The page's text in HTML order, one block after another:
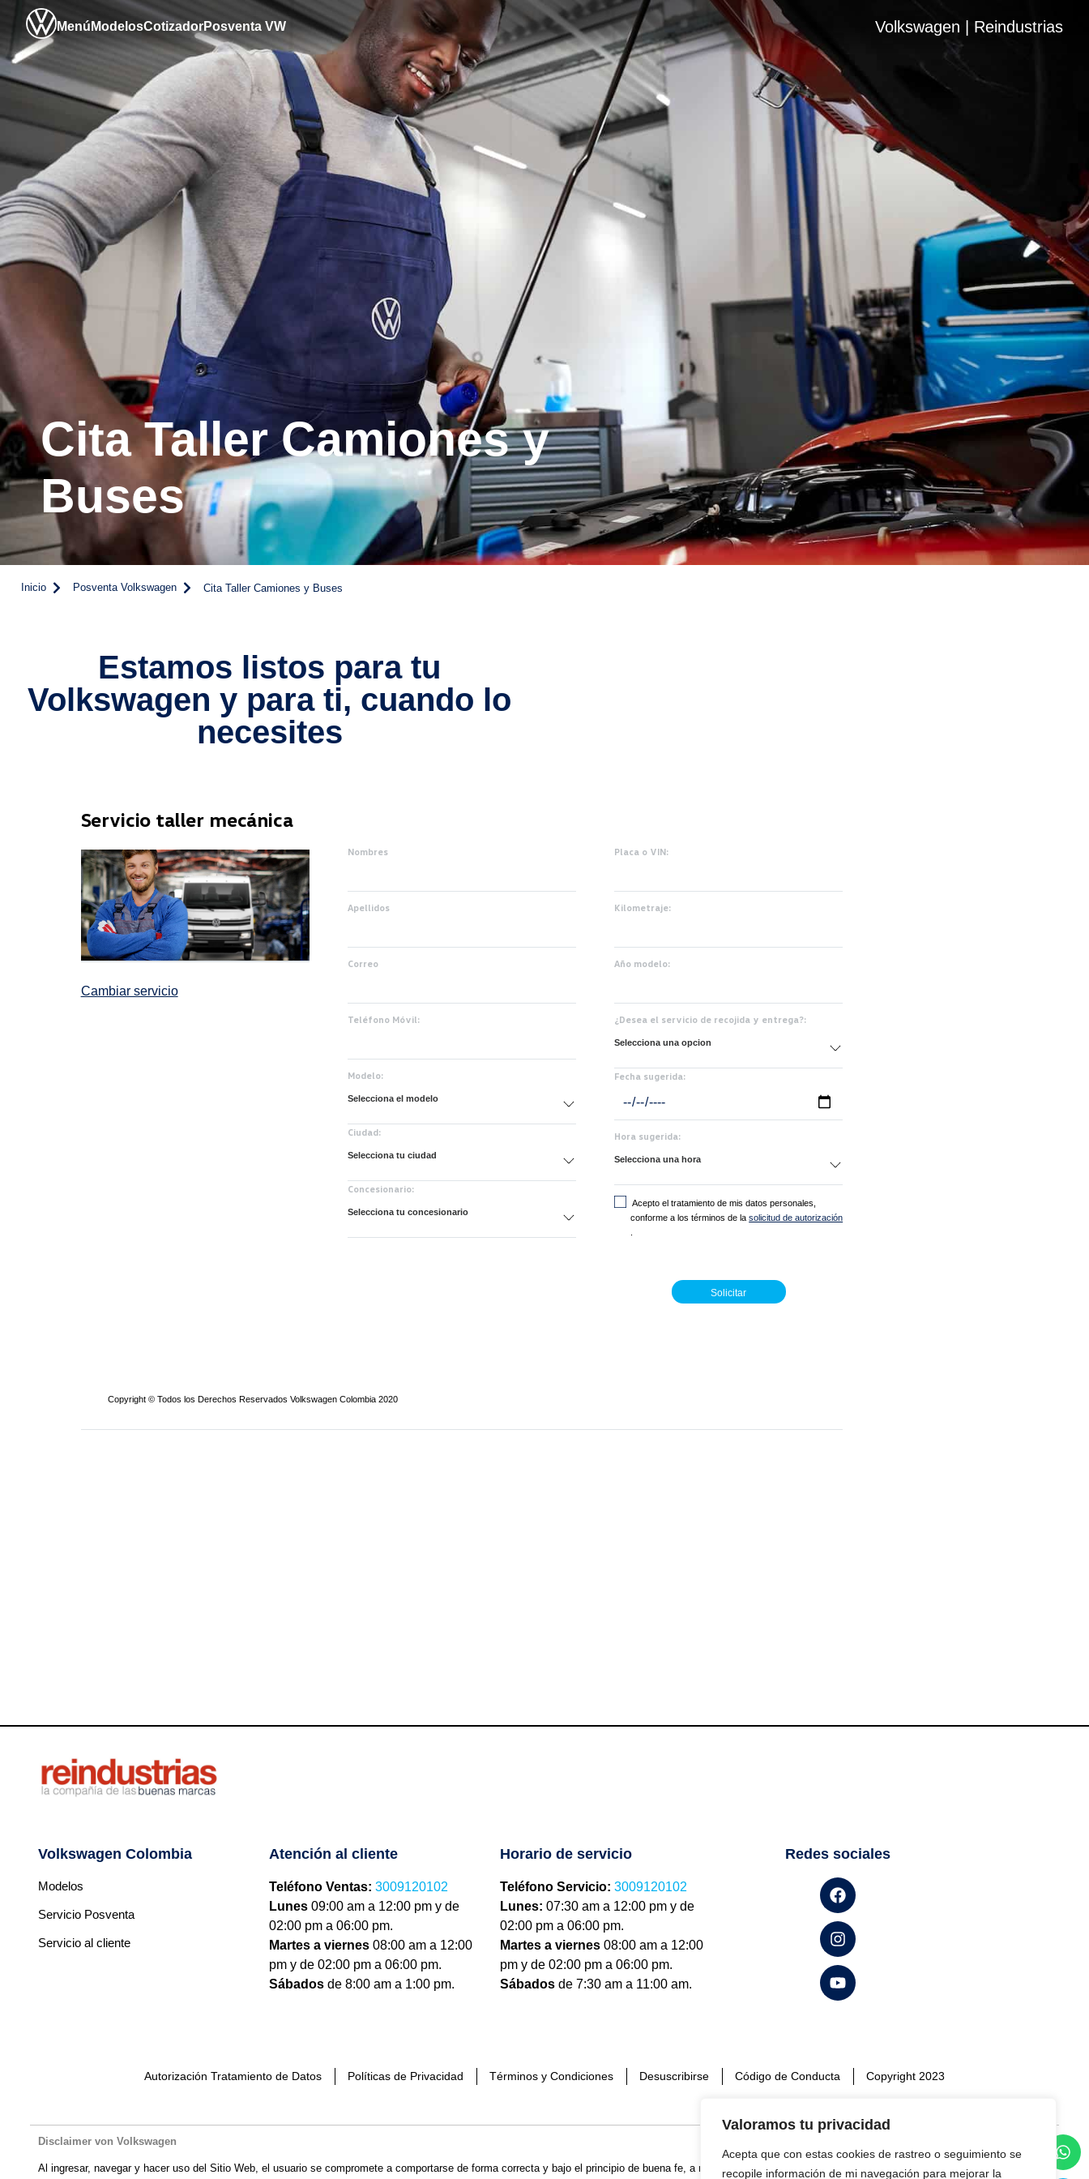
Valoramos tu privacidad
Acepta que con estas cookies de rastreo o seguimiento se
recopile información de mi navegación para mejorar la
Menú ModelosCotizadorPosventa VW Volkswagen | Reindustrias
Cita Taller Camiones y
Buses
Inicio Posventa Volkswagen Cita Taller Camiones y Buses
Estamos listos para tu
Volkswagen y para ti, cuando lo
necesites
Volkswagen Colombia
Modelos
Servicio Posventa
Servicio al cliente
Atención al cliente
Teléfono Ventas: 3009120102
Lunes 09:00 am a 12:00 pm y de
02:00 pm a 06:00 pm.
Martes a viernes08:00 am a 12:00
pm y de 02:00 pm a 06:00 pm.
Sábadosde 8:00 am a 1:00 pm.
Horario de servicio
Teléfono Servicio: 3009120102
Lunes: 07:30 am a 12:00 pm y de
02:00 pm a 06:00 pm.
Martes a viernes08:00 am a 12:00
pm y de 02:00 pm a 06:00 pm.
Sábadosde 7:30 am a 11:00 am.
Redes sociales
Autorización Tratamiento de Datos Políticas de Privacidad Términos y Condiciones Desuscribirse Código de Conducta Copyright 2023
Disclaimer von Volkswagen
Al ingresar, navegar y hacer uso del Sitio Web, el usuario se compromete a comportarse de forma correcta y bajo el principio de buena fe, a realizar un buen uso de la misma y a no realizar